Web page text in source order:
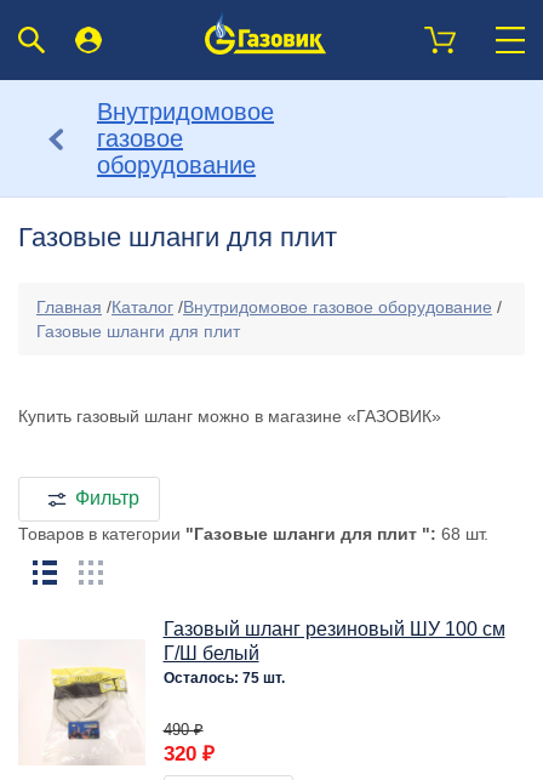
Внутридомовое
газовое
оборудование
Газовые шланги для плит
Главная /Каталог /Внутридомовое газовое оборудование /
Газовые шланги для плит
Купить газовый шланг можно в магазине «ГАЗОВИК»
Фильтр
Товаров в категории "Газовые шланги для плит ": 68 шт.
Газовый шланг резиновый ШУ 100 см
Г/Ш белый
Осталось: 75 шт.
490 ₽
320 ₽